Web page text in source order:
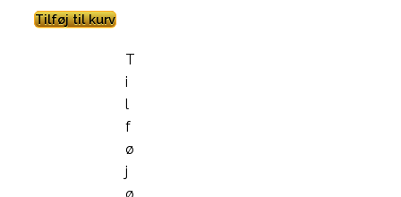
Tilføj til kurv
T
i
l
f
ø
j